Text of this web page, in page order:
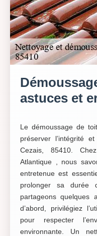
astuces et
Le démoussage de
préserver l’intégrité
Cezais, 85410.
Atlantique , nous
entretenue est
prolonger sa durée
partageons quelques
d’abord, privilégiez
pour respecter
environnante. Un